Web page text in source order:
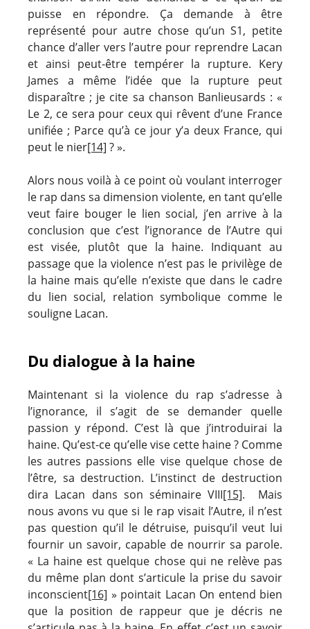
puisse en répondre. Ça demande à être
représenté pour autre chose qu’un S1, petite
chance d’aller vers l’autre pour reprendre Lacan
et ainsi peut-être tempérer la rupture. Kery
James a même l’idée que la rupture peut
disparaître ; je cite sa chanson Banlieusards : «
Le 2, ce sera pour ceux qui rêvent d’une France
unifiée ; Parce qu’à ce jour y’a deux France, qui
peut le nier[14] ? ».
Alors nous voilà à ce point où voulant interroger
le rap dans sa dimension violente, en tant qu’elle
veut faire bouger le lien social, j’en arrive à la
conclusion que c’est l’ignorance de l’Autre qui
est visée, plutôt que la haine. Indiquant au
passage que la violence n’est pas le privilège de
la haine mais qu’elle n’existe que dans le cadre
du lien social, relation symbolique comme le
souligne Lacan.
Du dialogue à la haine
Maintenant si la violence du rap s’adresse à
l’ignorance, il s’agit de se demander quelle
passion y répond. C’est là que j’introduirai la
haine. Qu’est-ce qu’elle vise cette haine ? Comme
les autres passions elle vise quelque chose de
l’être, sa destruction. L’instinct de destruction
dira Lacan dans son séminaire VIII[15]. Mais
nous avons vu que si le rap visait l’Autre, il n’est
pas question qu’il le détruise, puisqu’il veut lui
fournir un savoir, capable de nourrir sa parole.
« La haine est quelque chose qui ne relève pas
du même plan dont s’articule la prise du savoir
inconscient[16] » pointait Lacan On entend bien
que la position de rappeur que je décris ne